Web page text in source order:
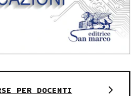
PER DOCENTI